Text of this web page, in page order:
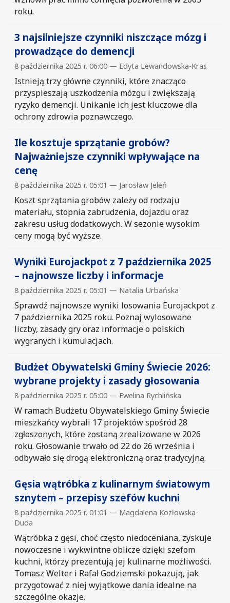
roku.
3 najsilniejsze czynniki niszczące mózg i
prowadzące do demencji
8 października 2025 r. 06:00 — Edyta Lewandowska-Kras
Istnieją trzy główne czynniki, które znacząco
przyspieszają uszkodzenia mózgu i zwiększają
ryzyko demencji. Unikanie ich jest kluczowe dla
ochrony zdrowia poznawczego.
Ile kosztuje sprzątanie grobów?
Najważniejsze czynniki wpływające na
cenę
8 października 2025 r. 05:01 — Jarosław Jeleń
Koszt sprzątania grobów zależy od rodzaju
materiału, stopnia zabrudzenia, dojazdu oraz
zakresu usług dodatkowych. W sezonie wysokim
ceny mogą być wyższe.
Wyniki Eurojackpot z 7 października 2025
– najnowsze liczby i informacje
8 października 2025 r. 05:01 — Natalia Urbańska
Sprawdź najnowsze wyniki losowania Eurojackpot z
7 października 2025 roku. Poznaj wylosowane
liczby, zasady gry oraz informacje o polskich
wygranych i kumulacjach.
Budżet Obywatelski Gminy Świecie 2026:
wybrane projekty i zasady głosowania
8 października 2025 r. 05:00 — Ewelina Rychlińska
W ramach Budżetu Obywatelskiego Gminy Świecie
mieszkańcy wybrali 17 projektów spośród 28
zgłoszonych, które zostaną zrealizowane w 2026
roku. Głosowanie trwało od 22 do 26 września i
odbywało się drogą elektroniczną oraz tradycyjną.
Gęsia wątróbka z kulinarnym światowym
sznytem – przepisy szefów kuchni
8 października 2025 r. 01:01 — Magdalena Kozłowska-
Duda
Wątróbka z gęsi, choć często niedoceniana, zyskuje
nowoczesne i wykwintne oblicze dzięki szefom
kuchni, którzy prezentują jej kulinarne możliwości.
Tomasz Welter i Rafał Godziemski pokazują, jak
przygotować z niej wyjątkowe dania idealne na
szczególne okazje.